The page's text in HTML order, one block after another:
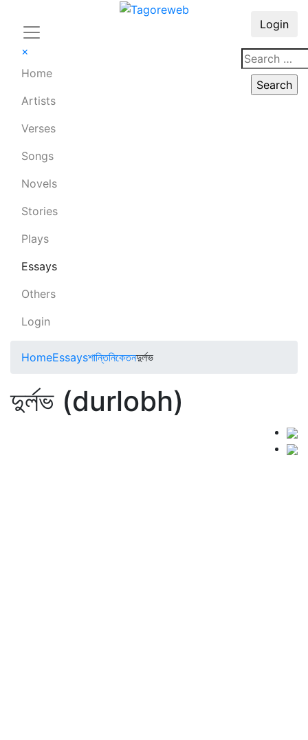
×
Home
Artists
Verses
Songs
Novels
Stories
Plays
Essays
Others
Login
Login
HomeEssaysশান্তিনিকেতনদুর্লভ
দুর্লভ (durlobh)